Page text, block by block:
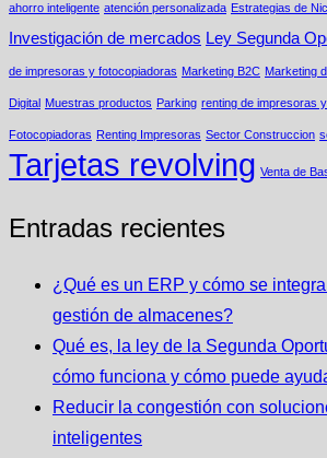
ahorro inteligente atención personalizada Estrategias de
Investigación de mercados Ley Segunda
de impresoras y fotocopiadoras Marketing B2C Marketing
Digital Muestras productos Parking renting de impresoras
Fotocopiadoras Renting Impresoras Sector Construccion
Tarjetas revolving Venta de
Entradas recientes
¿Qué es un ERP y cómo se
gestión de almacenes?
Qué es, la ley de la Segunda
cómo funciona y cómo puede
Reducir la congestión con
inteligentes